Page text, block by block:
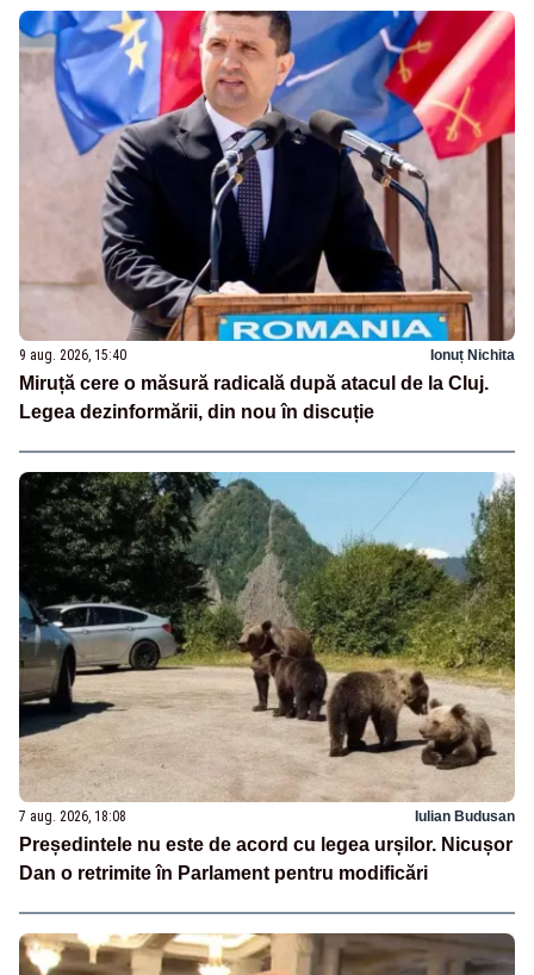
9 aug. 2026, 15:40 Ionuț Nichita
Miruță cere o măsură radicală după atacul de la Cluj.
Legea dezinformării, din nou în discuție
7 aug. 2026, 18:08 Iulian Budusan
Președintele nu este de acord cu legea urșilor. Nicușor
Dan o retrimite în Parlament pentru modificări